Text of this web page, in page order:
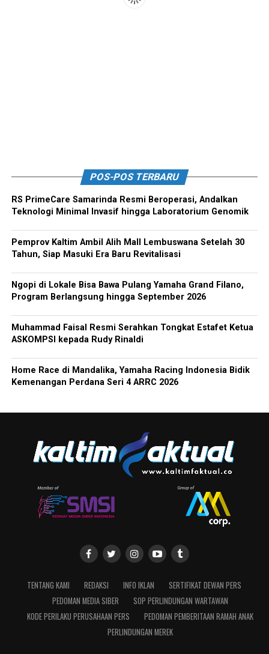
POS-POS TERBARU
RS PrimeCare Samarinda Resmi Beroperasi, Andalkan
Teknologi Minimal Invasif hingga Laboratorium Genomik
Pemprov Kaltim Ambil Alih Mall Lembuswana Setelah 30
Tahun, Siap Masuki Era Baru Revitalisasi
Ngopi di Lokale Bisa Bawa Pulang Yamaha Grand Filano,
Program Berlangsung hingga September 2026
Muhammad Faisal Resmi Serahkan Tongkat Estafet Ketua
ASKOMPSI kepada Rudy Rinaldi
Home Race di Mandalika, Yamaha Racing Indonesia Bidik
Kemenangan Perdana Seri 4 ARRC 2026
TENTANG KAMI REDAKSI INFO IKLAN
SERTIFIKAT DEWAN PERS
PEDOMAN MEDIA SIBER
SOP PERLINDUNGAN WARTAWAN
KODE PERILAKU PERUSAHAAN PERS
PEDOMAN PEMBERITAAN RAMAH ANAK
PERLINDUNGAN MEREK